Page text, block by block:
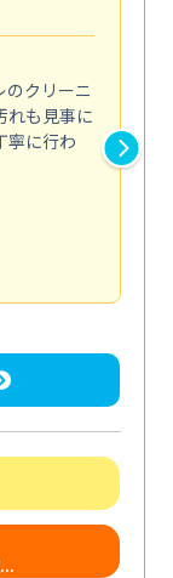
のクリーニ
れも見事に
寧に行わ